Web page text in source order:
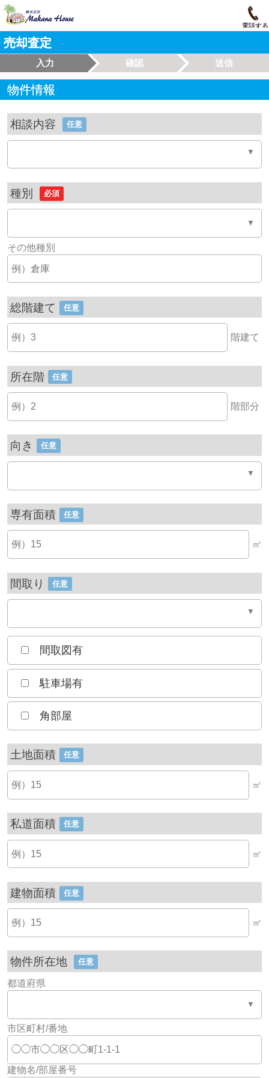
電話する
売却査定
入力 確認 送信
物件情報
相談内容 任意
種別 必須
その他種別
総階建て 任意
階建て
所在階 任意
階部分
向き 任意
専有面積 任意
㎡
間取り 任意
間取図有
駐車場有
角部屋
土地面積 任意
㎡
私道面積 任意
㎡
建物面積 任意
㎡
物件所在地 任意
都道府県
市区町村/番地
建物名/部屋番号